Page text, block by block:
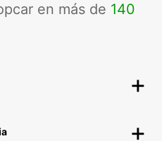
en más de 140